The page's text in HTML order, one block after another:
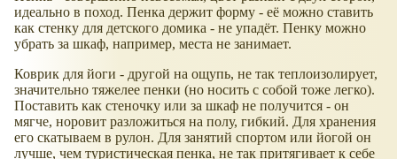
идеально в поход. Пенка держит форму - её можно ставить
как стенку для детского домика - не упадёт. Пенку можно
убрать за шкаф, например, места не занимает.
Коврик для йоги - другой на ощупь, не так теплоизолирует,
значительно тяжелее пенки (но носить с собой тоже легко).
Поставить как стеночку или за шкаф не получится - он
мягче, норовит разложиться на полу, гибкий. Для хранения
его скатываем в рулон. Для занятий спортом или йогой он
лучше, чем туристическая пенка, не так притягивает к себе